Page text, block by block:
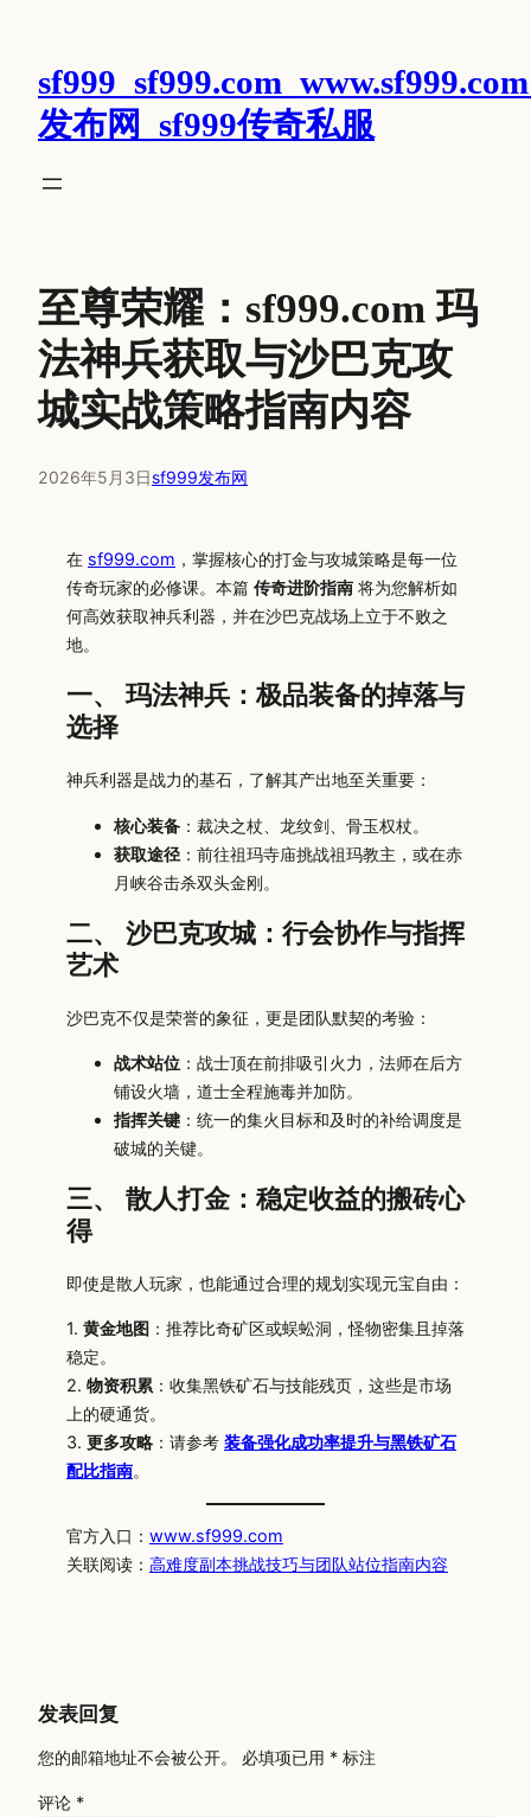
发布网_sf999传奇私服
至尊荣耀：sf999.com 玛
法神兵获取与沙巴克攻
城实战策略指南内容
2026年5月3日sf999发布网
在 sf999.com ，掌握核心的打金与攻城策略是每一位
传奇玩家的必修课。本篇 传奇进阶指南 将为您解析如
何高效获取神兵利器，并在沙巴克战场上立于不败之
地。
一、 玛法神兵：极品装备的掉落与
选择
神兵利器是战力的基石，了解其产出地至关重要：
核心装备 ：裁决之杖、龙纹剑、骨玉权杖。
获取途径 ：前往祖玛寺庙挑战祖玛教主，或在赤
月峡谷击杀双头金刚。
二、 沙巴克攻城：行会协作与指挥
艺术
沙巴克不仅是荣誉的象征，更是团队默契的考验：
战术站位 ：战士顶在前排吸引火力，法师在后方
铺设火墙，道士全程施毒并加防。
指挥关键 ：统一的集火目标和及时的补给调度是
破城的关键。
三、 散人打金：稳定收益的搬砖心
得
即使是散人玩家，也能通过合理的规划实现元宝自由：
1. 黄金地图 ：推荐比奇矿区或蜈蚣洞，怪物密集且掉落
稳定。
2. 物资积累 ：收集黑铁矿石与技能残页，这些是市场
上的硬通货。
3. 更多攻略 ：请参考 装备强化成功率提升与黑铁矿石
配比指南。
官方入口： www.sf999.com
关联阅读： 高难度副本挑战技巧与团队站位指南内容
发表回复
您的邮箱地址不会被公开。 必填项已用 * 标注
评论 *